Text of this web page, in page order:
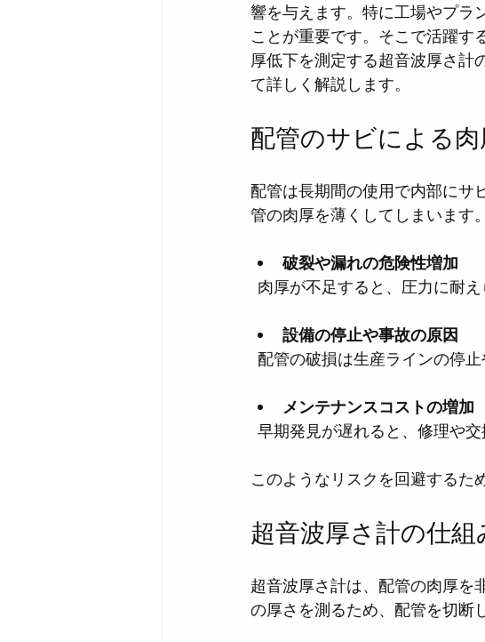
響を与えます。特に工場やプラ
ことが重要です。そこで活躍す
厚低下を測定する超音波厚さ計
て詳しく解説します。
配管のサビによる
配管は長期間の使用で内部にサ
管の肉厚を薄くしてしまいます
破裂や漏れの危険性増加
肉厚が不足すると、圧力に耐
設備の停止や事故の原因
配管の破損は生産ラインの停
メンテナンスコストの増加
早期発見が遅れると、修理や
このようなリスクを回避するた
超音波厚さ計の仕組
超音波厚さ計は、配管の肉厚を
の厚さを測るため、配管を切断